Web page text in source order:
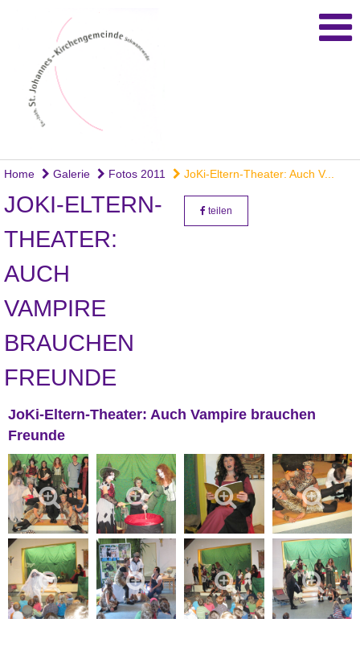
Home Galerie Fotos 2011 JoKi-Eltern-Theater: Auch V...
JOKI-ELTERN-
THEATER:
AUCH
VAMPIRE
BRAUCHEN
FREUNDE
teilen
JoKi-Eltern-Theater: Auch Vampire brauchen
Freunde